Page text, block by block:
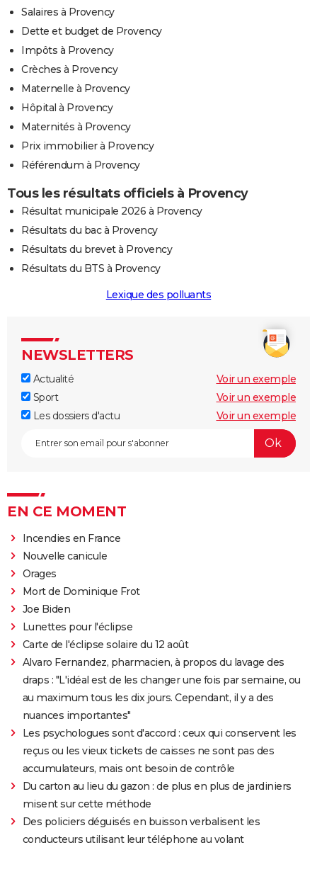
Salaires à Provency
Dette et budget de Provency
Impôts à Provency
Crèches à Provency
Maternelle à Provency
Hôpital à Provency
Maternités à Provency
Prix immobilier à Provency
Référendum à Provency
Tous les résultats officiels à Provency
Résultat municipale 2026 à Provency
Résultats du bac à Provency
Résultats du brevet à Provency
Résultats du BTS à Provency
Lexique des polluants
NEWSLETTERS
Actualité
Voir un exemple
Sport
Voir un exemple
Les dossiers d'actu
Voir un exemple
EN CE MOMENT
Incendies en France
Nouvelle canicule
Orages
Mort de Dominique Frot
Joe Biden
Lunettes pour l'éclipse
Carte de l'éclipse solaire du 12 août
Alvaro Fernandez, pharmacien, à propos du lavage des
draps : "L'idéal est de les changer une fois par semaine, ou
au maximum tous les dix jours. Cependant, il y a des
nuances importantes"
Les psychologues sont d'accord : ceux qui conservent les
reçus ou les vieux tickets de caisses ne sont pas des
accumulateurs, mais ont besoin de contrôle
Du carton au lieu du gazon : de plus en plus de jardiniers
misent sur cette méthode
Des policiers déguisés en buisson verbalisent les
conducteurs utilisant leur téléphone au volant